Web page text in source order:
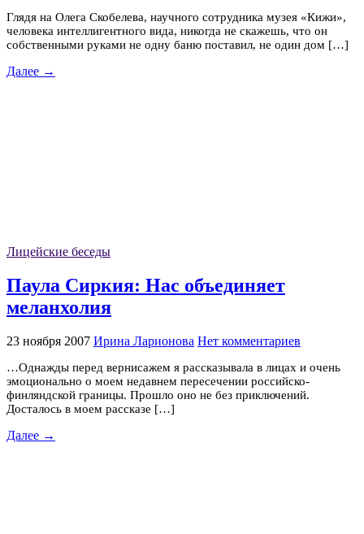
Глядя на Олега Скобелева, научного сотрудника музея «Кижи»,
человека интеллигентного вида, никогда не скажешь, что он
собственными руками не одну баню поставил, не один дом […]
Далее →
Лицейские беседы
Паула Сиркия: Нас объединяет
меланхолия
23 ноября 2007 Ирина Ларионова Нет комментариев
…Однажды перед вернисажем я рассказывала в лицах и очень
эмоционально о моем недавнем пересечении российско-
финляндской границы. Прошло оно не без приключений.
Досталось в моем рассказе […]
Далее →